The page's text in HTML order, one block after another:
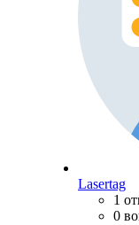
Lasertag
1
0